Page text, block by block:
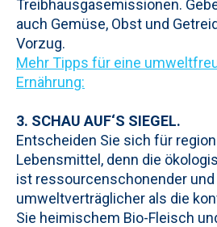
Treibhausgasemissionen.
auch Gemüse, Obst und
Vorzug.
Mehr Tipps für eine
Ernährung:
3. SCHAU AUF‘S SIEGEL.
Entscheiden Sie sich für
Lebensmittel, denn die
ist ressourcenschonender und
umweltverträglicher als die
Sie heimischem Bio-Fleisch